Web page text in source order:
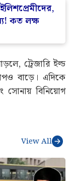
কত লক্ষ
ট্রেজারি ইল্ড
বাড়ে। এদিকে
সোনায় বিনিয়োগ
View All